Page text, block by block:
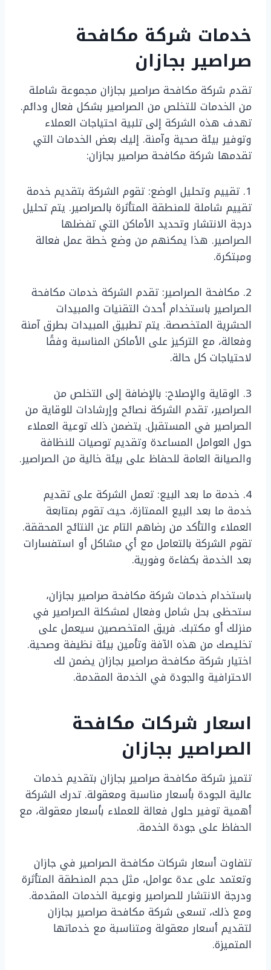
خدمات شركة مكافحة
صراصير بجازان
تقدم شركة مكافحة صراصير بجازان مجموعة شاملة
من الخدمات للتخلص من الصراصير بشكل فعال ودائم.
تهدف هذه الشركة إلى تلبية احتياجات العملاء
وتوفير بيئة صحية وآمنة. إليك بعض الخدمات التي
تقدمها شركة مكافحة صراصير بجازان:
1. تقييم وتحليل الوضع: تقوم الشركة بتقديم خدمة
تقييم شاملة للمنطقة المتأثرة بالصراصير. يتم تحليل
درجة الانتشار وتحديد الأماكن التي تفضلها
الصراصير. هذا يمكنهم من وضع خطة عمل فعالة
ومبتكرة.
2. مكافحة الصراصير: تقدم الشركة خدمات مكافحة
الصراصير باستخدام أحدث التقنيات والمبيدات
الحشرية المتخصصة. يتم تطبيق المبيدات بطرق آمنة
وفعالة، مع التركيز على الأماكن المناسبة وفقًا
لاحتياجات كل حالة.
3. الوقاية والإصلاح: بالإضافة إلى التخلص من
الصراصير، تقدم الشركة نصائح وإرشادات للوقاية من
الصراصير في المستقبل. يتضمن ذلك توعية العملاء
حول العوامل المساعدة وتقديم توصيات للنظافة
والصيانة العامة للحفاظ على بيئة خالية من الصراصير.
4. خدمة ما بعد البيع: تعمل الشركة على تقديم
خدمة ما بعد البيع الممتازة، حيث تقوم بمتابعة
العملاء والتأكد من رضاهم التام عن النتائج المحققة.
تقوم الشركة بالتعامل مع أي مشاكل أو استفسارات
بعد الخدمة بكفاءة وفورية.
باستخدام خدمات شركة مكافحة صراصير بجازان،
ستحظى بحل شامل وفعال لمشكلة الصراصير في
منزلك أو مكتبك. فريق المتخصصين سيعمل على
تخليصك من هذه الآفة وتأمين بيئة نظيفة وصحية.
اختيار شركة مكافحة صراصير بجازان يضمن لك
الاحترافية والجودة في الخدمة المقدمة.
اسعار شركات مكافحة
الصراصير بجازان
تتميز شركة مكافحة صراصير بجازان بتقديم خدمات
عالية الجودة بأسعار مناسبة ومعقولة. تدرك الشركة
أهمية توفير حلول فعالة للعملاء بأسعار معقولة، مع
الحفاظ على جودة الخدمة.
تتفاوت أسعار شركات مكافحة الصراصير في جازان
وتعتمد على عدة عوامل، مثل حجم المنطقة المتأثرة
ودرجة الانتشار للصراصير ونوعية الخدمات المقدمة.
ومع ذلك، تسعى شركة مكافحة صراصير بجازان
لتقديم أسعار معقولة ومتناسبة مع خدماتها
المتميزة.